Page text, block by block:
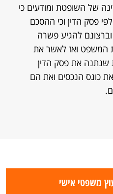
של השופטת ומודעים כי
פסק הדין וכי ההסכם
להגיע פשרה
המשפט ואז לאשר את
את פסק הדין
כונס הנכסים ואת הם
משפטי אישי